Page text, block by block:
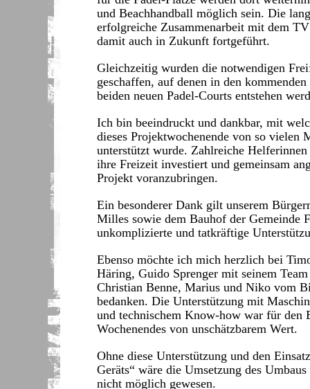
und Beachhandball möglich sein. Die
erfolgreiche Zusammenarbeit mit dem
damit auch in Zukunft fortgeführt.
Gleichzeitig wurden die notwendigen
geschaffen, auf denen in den
beiden neuen Padel-Courts entstehen
Ich bin beeindruckt und dankbar, mit
dieses Projektwochenende von so vielen
unterstützt wurde. Zahlreiche
ihre Freizeit investiert und gemeinsam
Projekt voranzubringen.
Ein besonderer Dank gilt unserem
Milles sowie dem Bauhof der Gemeinde
unkomplizierte und tatkräftige
Ebenso möchte ich mich herzlich bei
Häring, Guido Sprenger mit seinem
Christian Benne, Marius und Niko vom
bedanken. Die Unterstützung mit
und technischem Know-how war für den
Wochenendes von unschätzbarem Wert.
Ohne diese Unterstützung und den
Geräts“ wäre die Umsetzung des
nicht möglich gewesen.